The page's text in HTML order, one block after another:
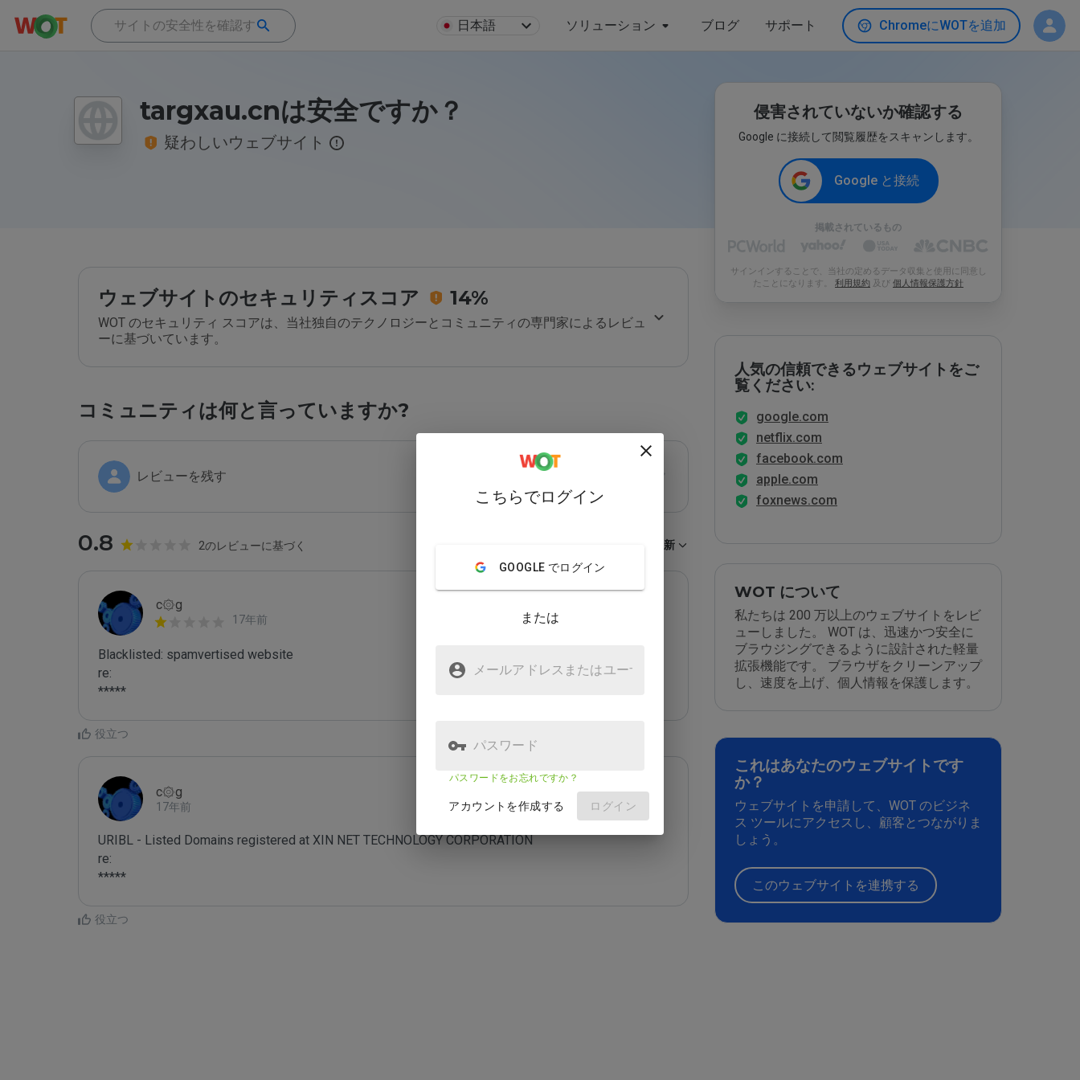
日本語 ソリューション ブログ サポート ChromeにWOTを追加
targxau.cnは安全ですか？
疑わしいウェブサイト
ウェブサイトのセキュリティスコア 14%
WOT のセキュリティ スコアは、当社独自のテクノロジーとコミュニティの専門家によるレビュ
ーに基づいています。
コミュニティは何と言っていますか?
レビューを残す
0.8 2のレビューに基づく 最新
c۞g
17年前
Blacklisted: spamvertised website
re:
*****
役立つ
c۞g
17年前
URIBL - Listed Domains registered at XIN NET TECHNOLOGY CORPORATION
re:
*****
役立つ
侵害されていないか確認する
Google に接続して閲覧履歴をスキャンします。
Google と接続
掲載されているもの
サインインすることで、当社の定めるデータ収集と使用に同意し
たことになります。 利用規約 及び 個人情報保護方針
人気の信頼できるウェブサイトをご
覧ください:
google.com
netflix.com
facebook.com
apple.com
foxnews.com
WOT について
私たちは 200 万以上のウェブサイトをレビ
ューしました。 WOT は、迅速かつ安全に
ブラウジングできるように設計された軽量
拡張機能です。 ブラウザをクリーンアップ
し、速度を上げ、個人情報を保護します。
これはあなたのウェブサイトです
か？
ウェブサイトを申請して、WOT のビジネ
ス ツールにアクセスし、顧客とつながりま
しょう。
このウェブサイトを連携する
こちらでログイン
GOOGLE でログイン
または
メールアドレスまたはユーザ
名
パスワード
パスワードをお忘れですか？
アカウントを作成する ログイン